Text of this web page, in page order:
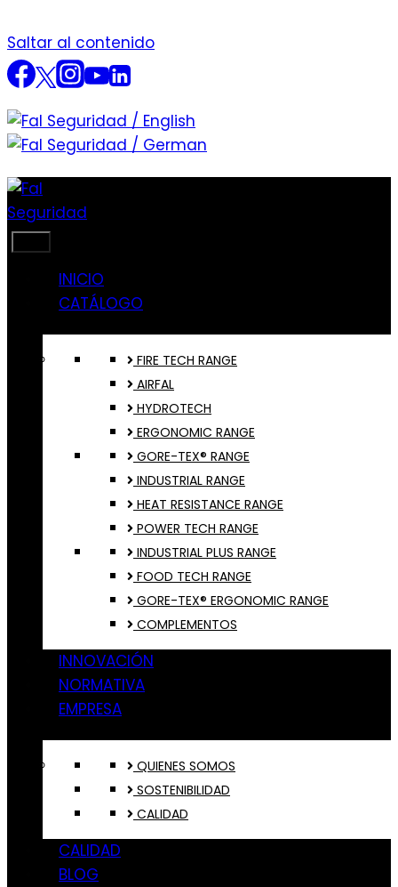
Saltar al contenido
INICIO
CATÁLOGO
FIRE TECH RANGE
AIRFAL
HYDROTECH
ERGONOMIC RANGE
GORE-TEX® RANGE
INDUSTRIAL RANGE
HEAT RESISTANCE RANGE
POWER TECH RANGE
INDUSTRIAL PLUS RANGE
FOOD TECH RANGE
GORE-TEX® ERGONOMIC RANGE
COMPLEMENTOS
INNOVACIÓN
NORMATIVA
EMPRESA
QUIENES SOMOS
SOSTENIBILIDAD
CALIDAD
CALIDAD
BLOG